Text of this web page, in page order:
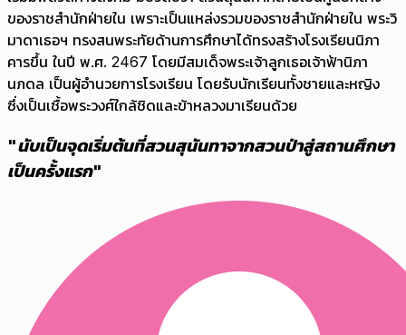
ของราชสำนักฝ่ายใน เพราะเป็นแหล่งรวมของราชสำนักฝ่ายใน พระวิ
มาดาเธอฯ ทรงสนพระทัยด้านการศึกษาได้ทรงสร้างโรงเรียนนิภา
คารขึ้น ในปี พ.ศ. 2467 โดยมีสมเด็จพระเจ้าลูกเธอเจ้าฟ้านิภา
นภดล เป็นผู้อำนวยการโรงเรียน โดยรับนักเรียนทั้งชายและหญิง
ซึ่งเป็นเชื้อพระวงศ์ใกล้ชิดและข้าหลวงมาเรียนด้วย
"นับเป็นจุดเริ่มต้นที่สวนสุนันทาจากสวนป่าสู่สถานศึกษา
เป็นครั้งแรก"